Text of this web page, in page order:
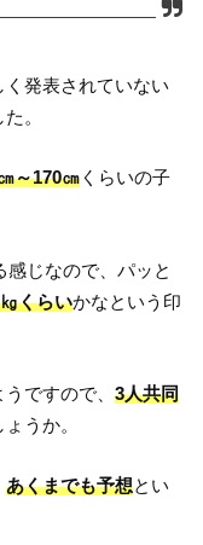
発表されていない
。
～170㎝ くらいの子
感じなので、パッと
くらいかなという印
うですので、3人共同
うか。
あくまでも予想とい